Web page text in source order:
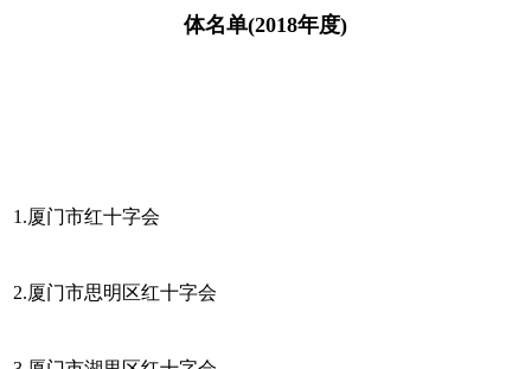
体名单(2018年度)
1.厦门市红十字会
2.厦门市思明区红十字会